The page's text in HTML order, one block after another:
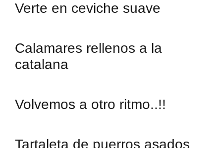
Verte en ceviche suave
Calamares rellenos a la
catalana
Volvemos a otro ritmo..!!
Tartaleta de puerros asados